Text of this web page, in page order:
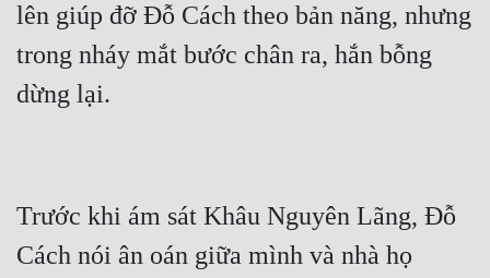
Trinh Thám
Triều Đấu
Trùng Sinh
Tu Tiên
lên giúp đỡ Đỗ Cách theo bản năng, nhưng
trong nháy mắt bước chân ra, hắn bỗng
Trước khi ám sát Khâu Nguyên Lãng, Đỗ
Cách nói ân oán giữa mình và nhà họ